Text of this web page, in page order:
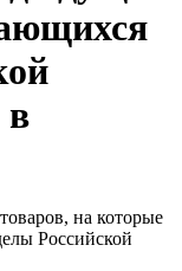
в
на которые
Российской